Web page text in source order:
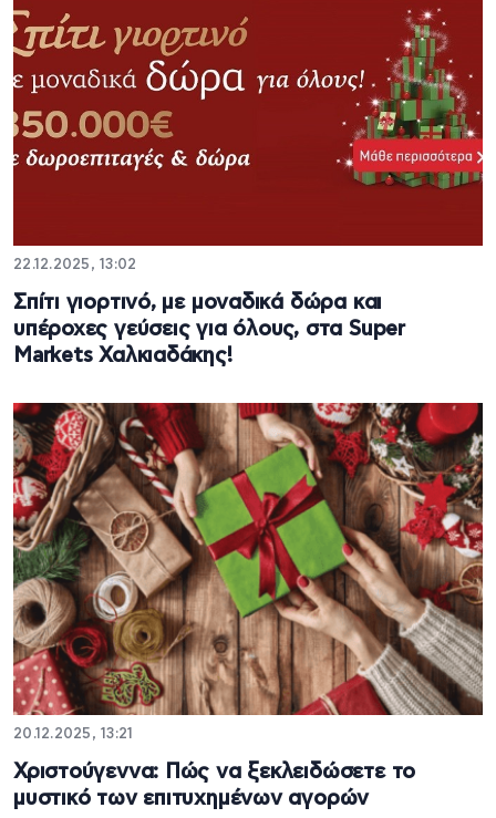
22.12.2025, 13:02
Σπίτι γιορτινό, με μοναδικά δώρα και
υπέροχες γεύσεις για όλους, στα Super
Markets Χαλκιαδάκης!
20.12.2025, 13:21
Χριστούγεννα: Πώς να ξεκλειδώσετε το
μυστικό των επιτυχημένων αγορών